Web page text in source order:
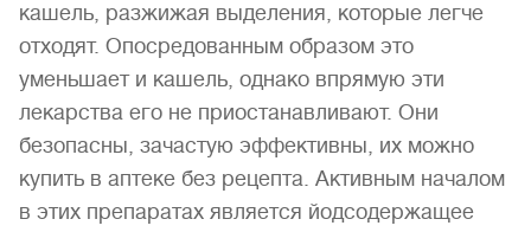
кашель, разжижая выделения, которые легче
отходят. Опосредованным образом это
уменьшает и кашель, однако впрямую эти
лекарства его не приостанавливают. Они
безопасны, зачастую эффективны, их можно
купить в аптеке без рецепта. Активным началом
в этих препаратах является йодсодержащее